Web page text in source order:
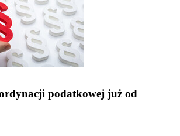
podatkowej już od